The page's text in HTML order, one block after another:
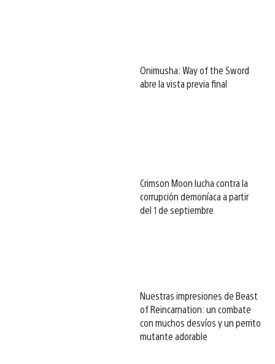
Onimusha: Way of the Sword
abre la vista previa final
Crimson Moon lucha contra la
corrupción demoníaca a partir
del 1 de septiembre
Nuestras impresiones de Beast
of Reincarnation: un combate
con muchos desvíos y un perrito
mutante adorable